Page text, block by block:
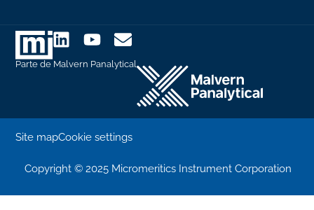
Parte de Malvern Panalytical
Site mapCookie settings
Copyright © 2025 Micromeritics Instrument Corporation